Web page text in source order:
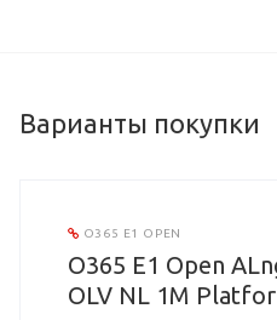
Варианты покупки
O365 E1 OPEN
O365 E1 Open
OLV NL 1M